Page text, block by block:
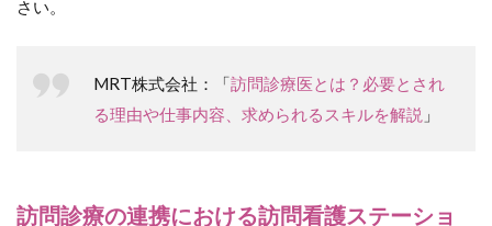
よ
問
診
ッ
さい。
MRT株式会社：「訪問診療医とは？必要とされ
る理由や仕事内容、求められるスキルを解説 」
訪問診療の連携における訪問看護ステーショ